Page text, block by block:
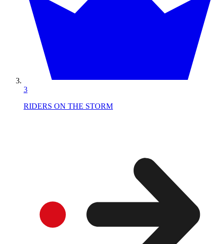
3
RIDERS ON THE STORM